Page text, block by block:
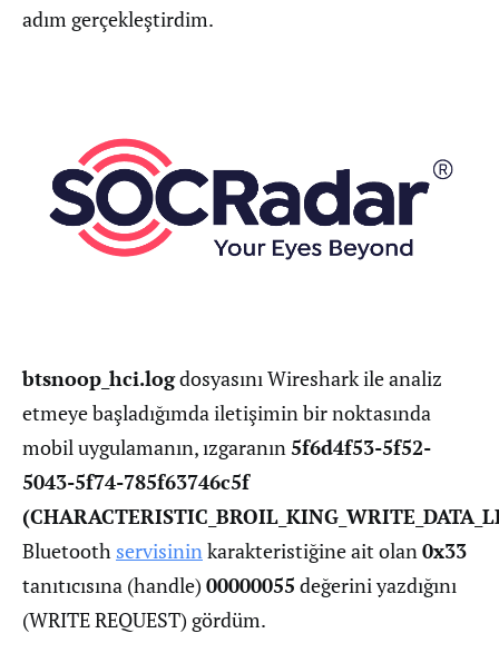
adım gerçekleştirdim.
btsnoop_hci.logdosyasını Wireshark ile analiz
etmeye başladığımda iletişimin bir noktasında
mobil uygulamanın, ızgaranın5f6d4f53-5f52-
5043-5f74-785f63746c5f
Bluetooth servisininkarakteristiğine ait olan0x33
tanıtıcısına (handle) 00000055 değerini yazdığını
(WRITE REQUEST) gördüm.